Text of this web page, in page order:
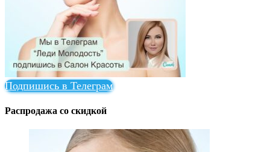
Подпишись в Телеграм
Распродажа со скидкой